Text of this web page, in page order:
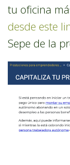
tu oficina
desde este
Sepe de la